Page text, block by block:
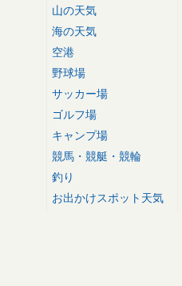
山の天気
海の天気
空港
野球場
サッカー場
ゴルフ場
キャンプ場
競馬・競艇・競輪
釣り
お出かけスポット天気